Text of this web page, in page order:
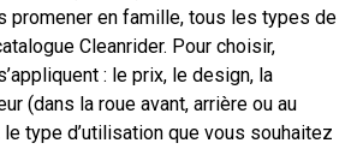
promener en famille, tous les types de
Cleanrider. Pour choisir,
: le prix, le design, la
(dans la roue avant, arrière ou au
type d’utilisation que vous souhaitez